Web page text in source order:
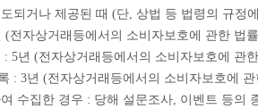
되거나 제공된 때 (단, 상법 등 법령의 규정
전자상거래등에서의 소비자보호에 관한 법
5년 (전자상거래등에서의 소비자보호에 관
: 3년 (전자상거래등에서의 소비자보호에 관
수집한 경우 : 당해 설문조사, 이벤트 등의